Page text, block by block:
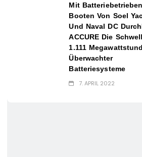
Mit
Booten Von Soel
Und Naval DC
ACCURE Die
1.111
Überwachter
Batteriesysteme
7. APRIL 2022